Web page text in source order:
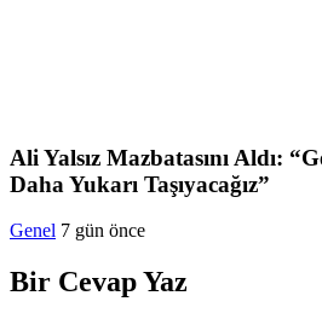
Ali Yalsız Mazbatasını Aldı:
Daha Yukarı Taşıyacağız”
Genel 7 gün önce
Bir Cevap Yaz